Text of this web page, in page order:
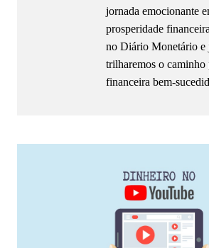
jornada emocionante
prosperidade
no Diário Monetário e
trilharemos o caminho
financeira bem-